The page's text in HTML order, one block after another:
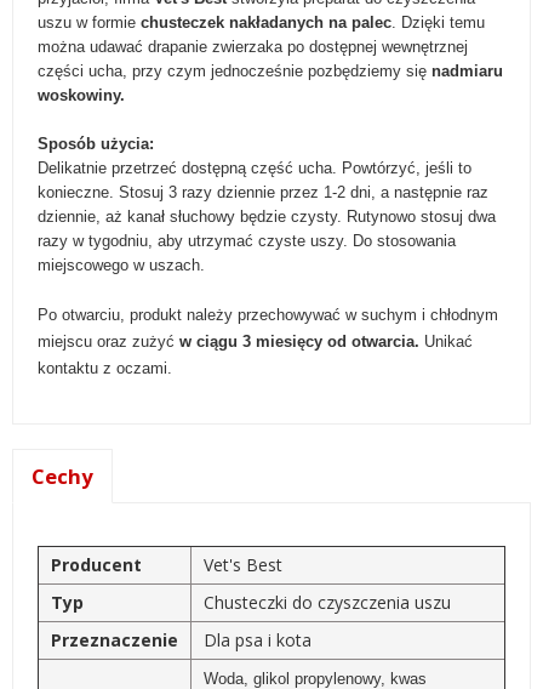
uszu w formie chusteczek nakładanych na palec. Dzięki temu
można udawać drapanie zwierzaka po dostępnej wewnętrznej
części ucha, przy czym jednocześnie pozbędziemy się nadmiaru
woskowiny.
Sposób użycia:
Delikatnie przetrzeć dostępną część ucha. Powtórzyć, jeśli to
konieczne. Stosuj 3 razy dziennie przez 1-2 dni, a następnie raz
dziennie, aż kanał słuchowy będzie czysty. Rutynowo stosuj dwa
razy w tygodniu, aby utrzymać czyste uszy. Do stosowania
miejscowego w uszach.
Po otwarciu, produkt należy przechowywać w suchym i chłodnym
miejscu oraz zużyć w ciągu 3 miesięcy od otwarcia. Unikać
kontaktu z oczami.
Cechy
Producent
Vet's Best
Typ
Chusteczki do czyszczenia uszu
Przeznaczenie
Dla psa i kota
Woda, glikol propylenowy, kwas